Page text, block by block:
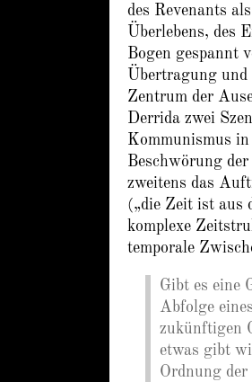
des Revenants
Überlebens, des
Bogen gespannt
Übertragung und
Zentrum der
Derrida zwei
Kommunismus in
Beschwörung der
zweitens das
(„die Zeit ist aus
komplexe
temporale
Gibt es eine
Abfolge
zukünftigen
etwas gibt
Ordnung der